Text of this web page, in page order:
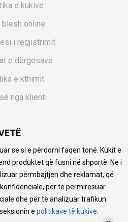
e kukive
blesh online
i regjistrimit
e dërgesave
e kthimit
nga klienti
të shpeshta
një përshkrim sa më të saktë
edhe foto e çmimin, por nuk
është i plotë e pa
janë pjesë e portfolios sonë, por
janë në gjendje në çdo çast.
se si e përdorni faqen tonë. Kukit e
produktet që fusni në shportë. Ne i
përmbajtjen dhe reklamat, që
për të përmirësuar
dhe për të analizuar trafikun.
e politikave të kukive